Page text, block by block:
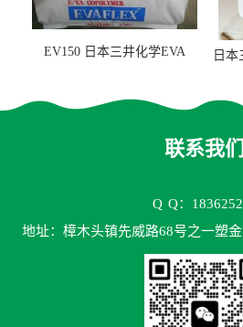
EV150 日本三井化学EVA
日本
联系我们
Q Q：
地址：樟木头镇先威路68号之一塑